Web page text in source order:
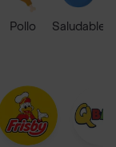
Pollo Saludable